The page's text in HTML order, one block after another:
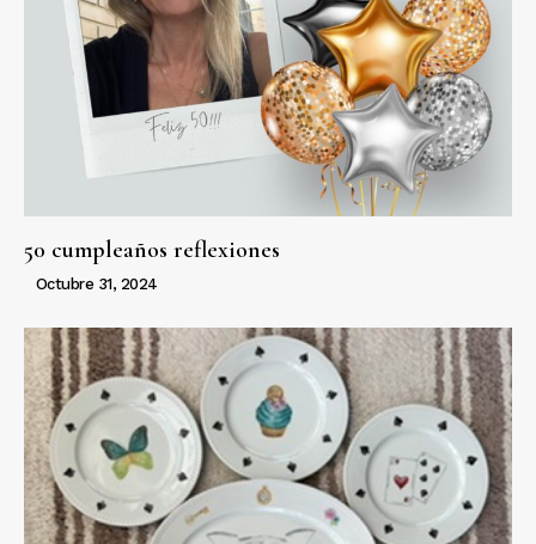
50 cumpleaños reflexiones
Octubre 31, 2024